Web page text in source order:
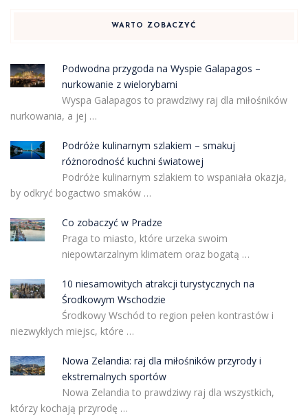
WARTO ZOBACZYĆ
Podwodna przygoda na Wyspie Galapagos –
nurkowanie z wielorybami
Wyspa Galapagos to prawdziwy raj dla miłośników
nurkowania, a jej …
Podróże kulinarnym szlakiem – smakuj
różnorodność kuchni światowej
Podróże kulinarnym szlakiem to wspaniała okazja,
by odkryć bogactwo smaków …
Co zobaczyć w Pradze
Praga to miasto, które urzeka swoim
niepowtarzalnym klimatem oraz bogatą …
10 niesamowitych atrakcji turystycznych na
Środkowym Wschodzie
Środkowy Wschód to region pełen kontrastów i
niezwykłych miejsc, które …
Nowa Zelandia: raj dla miłośników przyrody i
ekstremalnych sportów
Nowa Zelandia to prawdziwy raj dla wszystkich,
którzy kochają przyrodę …